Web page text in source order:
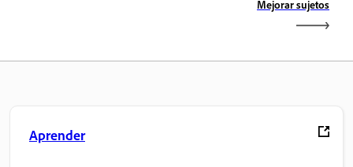
Mejorar sujetos
Aprender